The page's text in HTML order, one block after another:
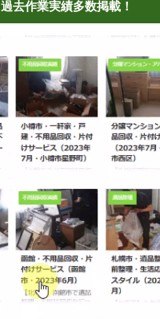
過去作業実績多数掲載！